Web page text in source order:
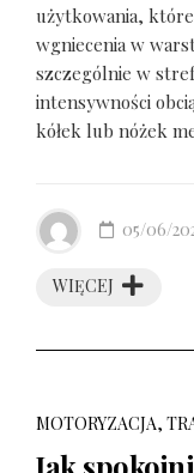
użytkowania,
wgniecenia w
szczególnie w
intensywności
kółek lub nóżek
WIĘCEJ
05/06/
MOTORYZACJA,